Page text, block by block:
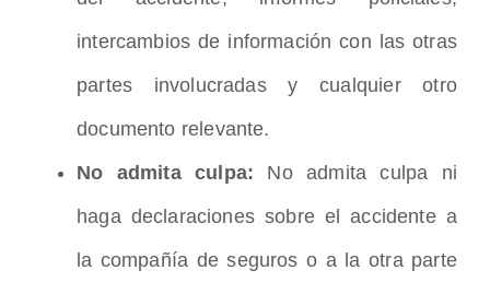
intercambios de información con las otras
partes involucradas y cualquier otro
documento relevante.
No admita culpa: No admita culpa ni
haga declaraciones sobre el accidente a
la compañía de seguros o a la otra parte